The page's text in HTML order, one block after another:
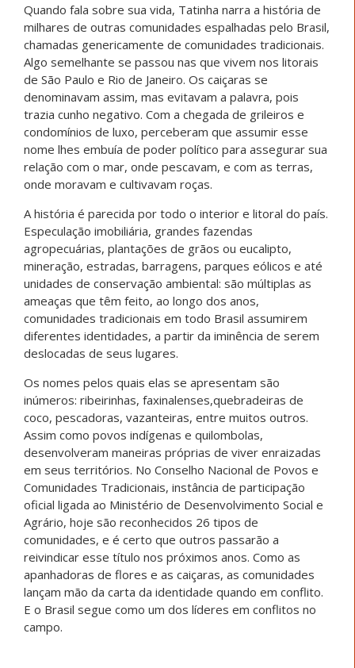
Quando fala sobre sua vida, Tatinha narra a história de
milhares de outras comunidades espalhadas pelo Brasil,
chamadas genericamente de comunidades tradicionais.
Algo semelhante se passou nas que vivem nos litorais
de São Paulo e Rio de Janeiro. Os caiçaras se
denominavam assim, mas evitavam a palavra, pois
trazia cunho negativo. Com a chegada de grileiros e
condomínios de luxo, perceberam que assumir esse
nome lhes embuía de poder político para assegurar sua
relação com o mar, onde pescavam, e com as terras,
onde moravam e cultivavam roças.
A história é parecida por todo o interior e litoral do país.
Especulação imobiliária, grandes fazendas
agropecuárias, plantações de grãos ou eucalipto,
mineração, estradas, barragens, parques eólicos e até
unidades de conservação ambiental: são múltiplas as
ameaças que têm feito, ao longo dos anos,
comunidades tradicionais em todo Brasil assumirem
diferentes identidades, a partir da iminência de serem
deslocadas de seus lugares.
Os nomes pelos quais elas se apresentam são
inúmeros: ribeirinhas, faxinalenses,quebradeiras de
coco, pescadoras, vazanteiras, entre muitos outros.
Assim como povos indígenas e quilombolas,
desenvolveram maneiras próprias de viver enraizadas
em seus territórios. No Conselho Nacional de Povos e
Comunidades Tradicionais, instância de participação
oficial ligada ao Ministério de Desenvolvimento Social e
Agrário, hoje são reconhecidos 26 tipos de
comunidades, e é certo que outros passarão a
reivindicar esse título nos próximos anos. Como as
apanhadoras de flores e as caiçaras, as comunidades
lançam mão da carta da identidade quando em conflito.
E o Brasil segue como um dos líderes em conflitos no
campo.